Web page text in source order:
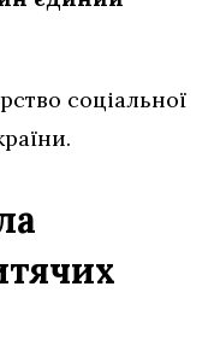
соціальної